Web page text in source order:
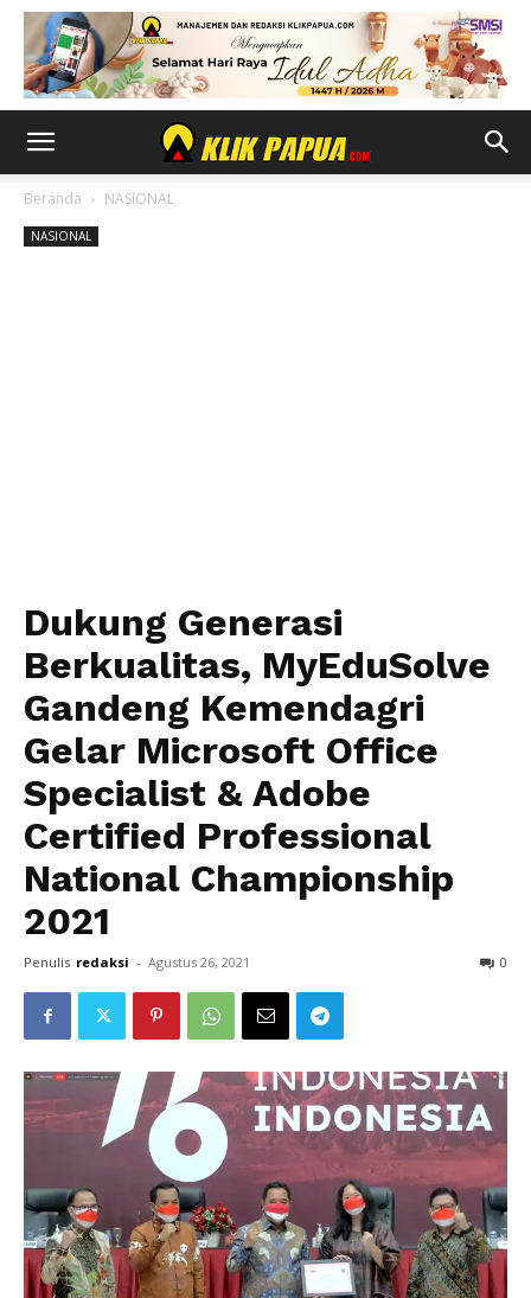
Beranda NASIONAL
NASIONAL
Dukung Generasi
Berkualitas, MyEduSolve
Gandeng Kemendagri
Gelar Microsoft Office
Specialist & Adobe
Certified Professional
National Championship
2021
Penulis redaksi - Agustus 26, 2021 0